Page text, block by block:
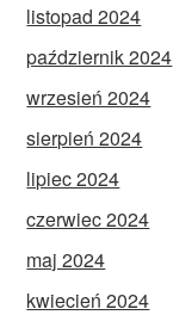
listopad 2024
październik 2024
wrzesień 2024
sierpień 2024
lipiec 2024
czerwiec 2024
maj 2024
kwiecień 2024